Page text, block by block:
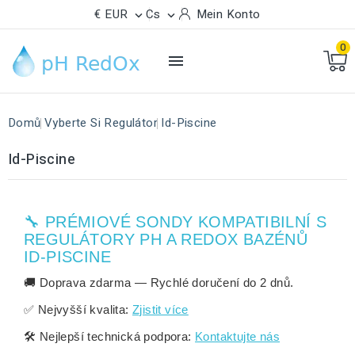
€ EUR  Cs  Mein Konto

0
Domů Vyberte Si Regulátor Id-Piscine
Id-Piscine
🔧 PRÉMIOVÉ SONDY KOMPATIBILNÍ S
REGULÁTORY PH A REDOX BAZÉNŮ
ID-PISCINE
🚚 Doprava zdarma — Rychlé doručení do 2 dnů.
✅ Nejvyšší kvalita: Zjistit více
🛠️ Nejlepší technická podpora: Kontaktujte nás